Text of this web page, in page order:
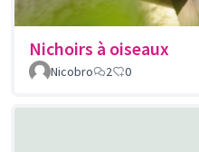
Nichoirs à oiseaux
Nicobro
2 0